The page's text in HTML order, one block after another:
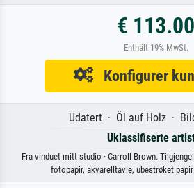
€ 113.00
Enthält 19% MwSt.
Konfigurer
Udatert · Öl auf Holz ·
Uklassifiserte
Fra vinduet mitt studio · Carroll Brown.
fotopapir, akvarelltavle, ubestrøket